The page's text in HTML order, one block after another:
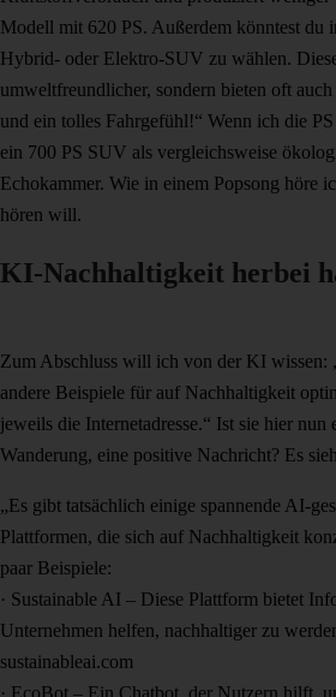
Modell mit 620 PS. Außerdem könntest du
Hybrid- oder Elektro-SUV zu wählen.
umweltfreundlicher, sondern bieten oft
und ein tolles Fahrgefühl!“ Wenn ich die
ein 700 PS SUV als vergleichsweise
Echokammer. Wie in einem Popsong höre
hören will.
KI-Nachhaltigkeit herbei
Zum Abschluss will ich von der KI wissen:
andere Beispiele für auf Nachhaltigkeit
jeweils die Internetadresse.“ Ist sie hier nun
Wanderung, eine positive Nachricht? Es
„Es gibt tatsächlich einige spannende AI-
Plattformen, die sich auf Nachhaltigkeit
paar Beispiele:
· Sustainable AI – Diese Plattform bietet
Unternehmen helfen, nachhaltiger zu
sustainableai.com
· EcoBot – Ein Chatbot, der Nutzern hilft,